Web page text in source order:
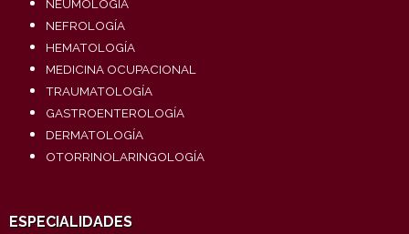
NEUMOLOGÍA
NEFROLOGÍA
HEMATOLOGÍA
MEDICINA OCUPACIONAL
TRAUMATOLOGÍA
GASTROENTEROLOGÍA
DERMATOLOGÍA
OTORRINOLARINGOLOGÍA
ESPECIALIDADES